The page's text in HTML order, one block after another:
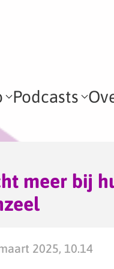
Podcasts
meer bij
2025, 10.14